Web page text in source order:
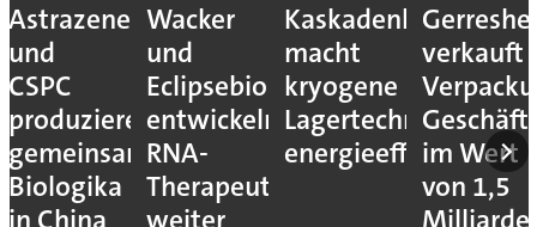
Astrazeneca
und
CSPC
produzieren
gemeinsam
Biologika
Wacker
und
Eclipsebio
entwickeln
RNA-
Therapeutika
Kaskadenkonzept
macht
kryogene
Lagertechnik
energieeffizienter
verkauft
im Wert
von 1,5